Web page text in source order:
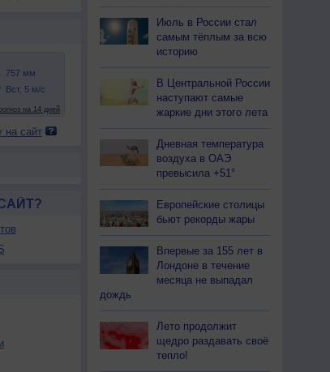
46
С
+25
50
С-В
+25
40
+28
28
+31
на сайт
Июль в России стал
самым тёплым за всю
историю
В Центральной России
наступают самые
жаркие дни этого лета
Дневная температура
воздуха в ОАЭ
превысила +51°
Европейские столицы
бьют рекорды жары
Впервые за 155 лет в
Лондоне в течение
месяца не выпадал
дождь
Лето продолжит
щедро раздавать своё
тепло!